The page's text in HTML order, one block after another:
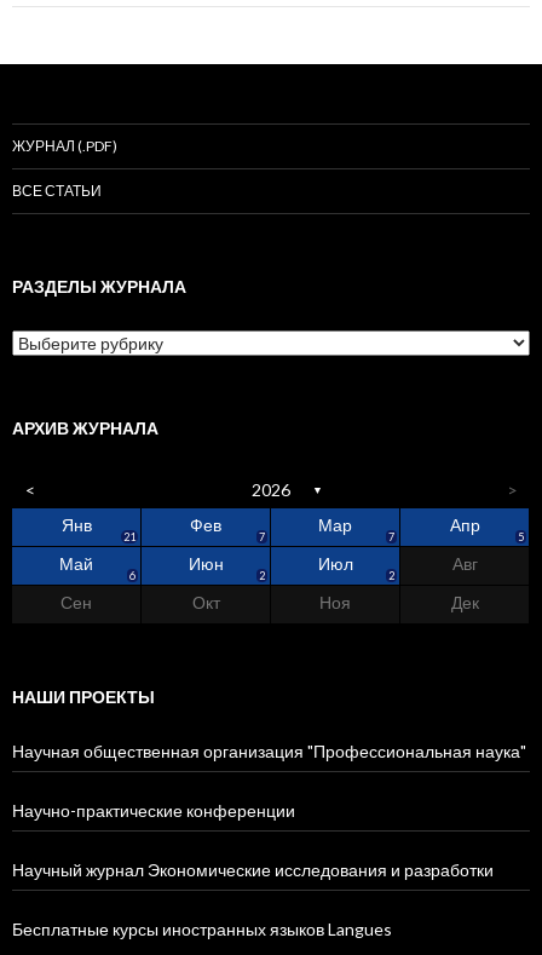
ЖУРНАЛ (.PDF)
ВСЕ СТАТЬИ
РАЗДЕЛЫ ЖУРНАЛА
Разделы
журнала
АРХИВ ЖУРНАЛА
< 2026 ▼
>
Янв
21
Фев
7
Мар
7
Апр
5
Май
6
Июн
2
Июл
2
Авг
Сен
Окт Ноя Дек
НАШИ ПРОЕКТЫ
Научная общественная организация "Профессиональная наука"
Научно-практические конференции
Научный журнал Экономические исследования и разработки
Бесплатные курсы иностранных языков Langues